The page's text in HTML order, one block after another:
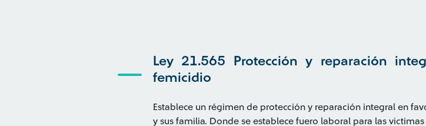
Ley 21.565 Protección y reparación
femicidio
Establece un régimen de protección y reparación integral en
y sus familia. Donde se establece fuero laboral para las